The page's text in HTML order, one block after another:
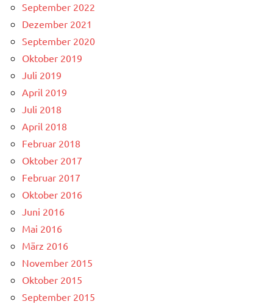
September 2022
Dezember 2021
September 2020
Oktober 2019
Juli 2019
April 2019
Juli 2018
April 2018
Februar 2018
Oktober 2017
Februar 2017
Oktober 2016
Juni 2016
Mai 2016
März 2016
November 2015
Oktober 2015
September 2015